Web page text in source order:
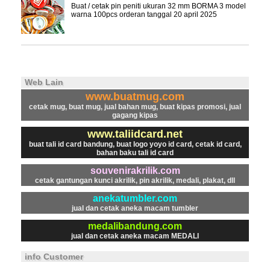
Buat / cetak pin peniti ukuran 32 mm BORMA 3 model
warna 100pcs orderan tanggal 20 april 2025
Web Lain
www.buatmug.com
cetak mug, buat mug, jual bahan mug, buat kipas promosi, jual
gagang kipas
www.taliidcard.net
buat tali id card bandung, buat logo yoyo id card, cetak id card,
bahan baku tali id card
souvenirakrilik.com
cetak gantungan kunci akrilik, pin akrilik, medali, plakat, dll
anekatumbler.com
jual dan cetak aneka macam tumbler
medalibandung.com
jual dan cetak aneka macam MEDALI
info Customer